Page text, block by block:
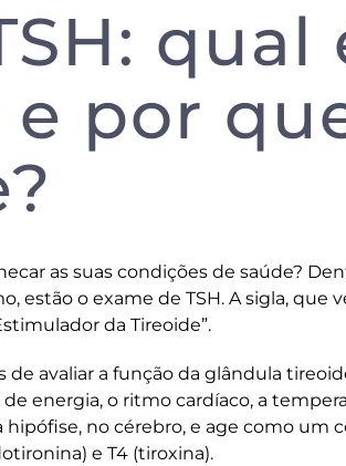
qual
por
as suas condições de saúde?
estão o exame de TSH. A sigla, que
da Tireoide”.
de avaliar a função da glândula
energia, o ritmo cardíaco, a
hipófise, no cérebro, e age como um
e T4 (tiroxina).